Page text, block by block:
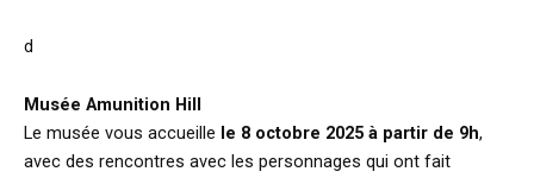
d
Musée Amunition Hill
Le musée vous accueille le 8 octobre 2025 à partir de 9h,
avec des rencontres avec les personnages qui ont fait